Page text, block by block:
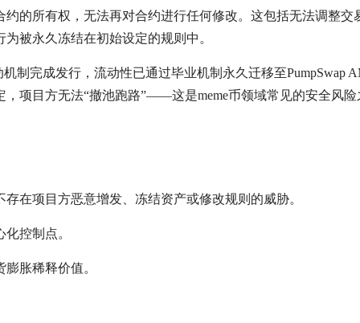
的所有权，无法再对合约进行任何修改。这包括无法调整交
被永久冻结在初始设定的规则中。
制完成发行，流动性已通过毕业机制永久迁移至PumpSwap
项目方无法“撤池跑路”——这是meme币领域常见的安全风险
在项目方恶意增发、冻结资产或修改规则的威胁。
控制点。
胀稀释价值。